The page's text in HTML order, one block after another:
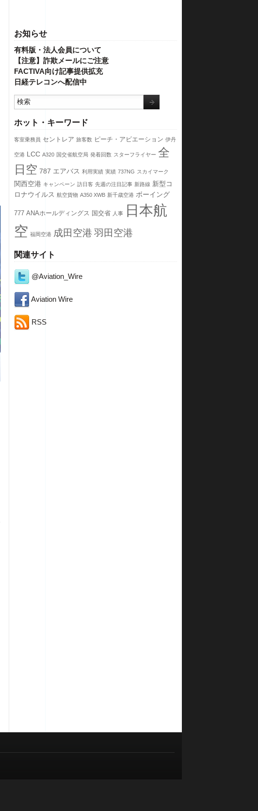
お知らせ
有料版・法人会員について
【注意】詐欺メールにご注意
FACTIVA向け記事提供拡充
日経テレコンへ配信中
ホット・キーワード
客室乗務員 セントレア 旅客数 ピーチ・アビエーション 伊丹
空港 LCC A320 国交省航空局 発着回数 スターフライヤー 全
日空 787 エアバス 利用実績 実績 737NG スカイマーク
関西空港 キャンペーン 訪日客 先週の注目記事 新路線 新型コ
ロナウイルス 航空貨物 A350 XWB 新千歳空港 ボーイング
777 ANAホールディングス 国交省 人事
日本航
空 福岡空港 成田空港 羽田空港
関連サイト
@Aviation_Wire
Aviation Wire
RSS